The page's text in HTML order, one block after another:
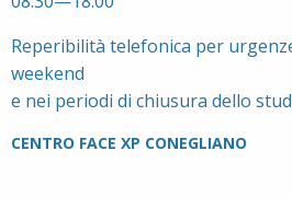
Reperibilità telefonica per
weekend
e nei periodi di chiusura dello
CENTRO FACE XP CONEGLIANO